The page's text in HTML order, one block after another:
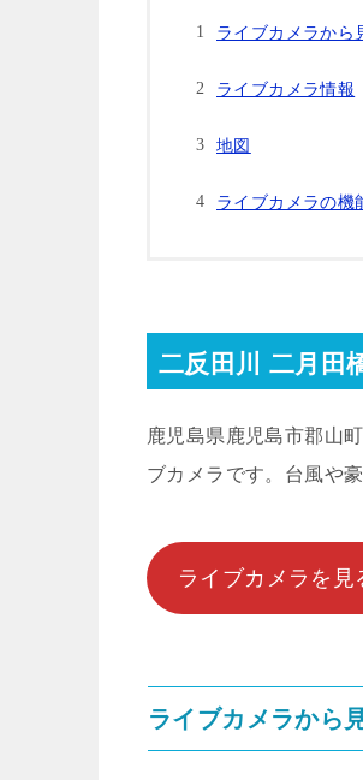
ライブカメラから
ライブカメラ情報
地図
ライブカメラの機
二反田川 二月田
鹿児島県鹿児島市郡山
ブカメラです。台風や
ライブカメラを見
ライブカメラから